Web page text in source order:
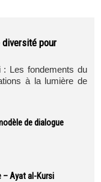
diversité pour
: Les fondements du
à la lumière de
de dialogue
– Ayat al-Kursi